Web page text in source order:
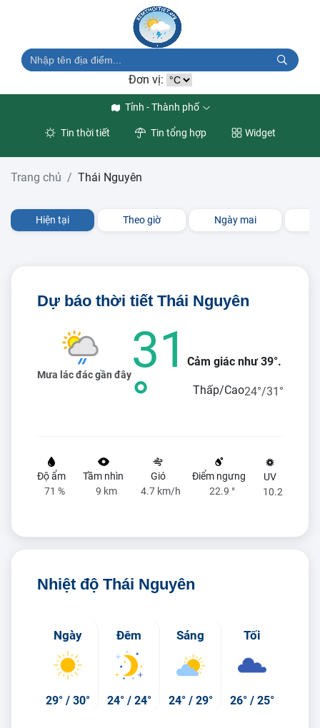
Đơn vị:
Tỉnh - Thành phố
Tin thời tiết Tin tổng hợp Widget
Trang chủ Thái Nguyên
Hiện tại Theo giờ Ngày mai
Dự báo thời tiết Thái Nguyên
Mưa lác đác gần đây31
°
Cảm giác như 39°.
Thấp/Cao24°/31°
Độ ẩm
71 %
Tầm nhìn
9 km
Gió
4.7 km/h
Điểm ngưng
22.9 °
UV
10.2
Nhiệt độ Thái Nguyên
Ngày
29° / 30°
Đêm
24° / 24°
Sáng
24° / 29°
Tối
26° / 25°